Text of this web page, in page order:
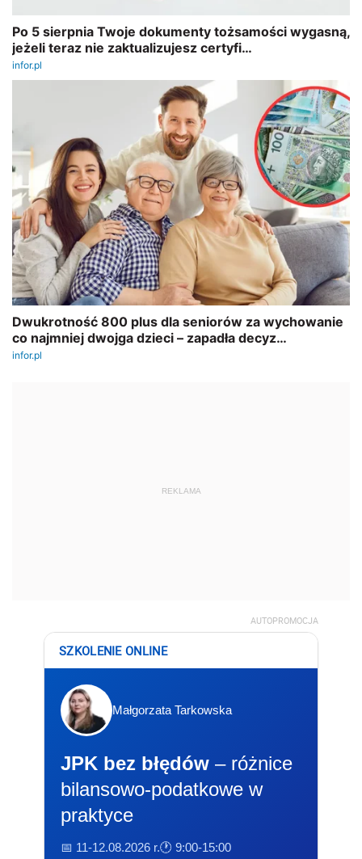
REKLAMA
AUTOPROMOCJA
SZKOLENIE ONLINE
Małgorzata Tarkowska
JPK bez błędów – różnice
bilansowo-podatkowe w
praktyce
📅 11-12.08.2026 r.🕐 9:00-15:00